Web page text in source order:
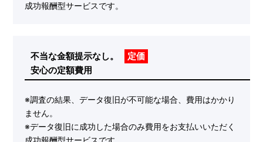
成功報酬型サービスです。
不当な金額提示なし。
安心の定額費用
定価
※調査の結果、データ復旧が不可能な場合、費用はかかり
ません。
※データ復旧に成功した場合のみ費用をお支払いいただく